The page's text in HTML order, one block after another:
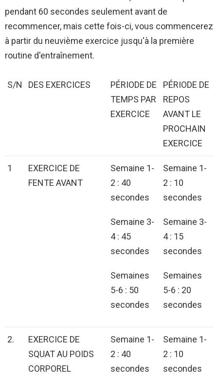
pendant 60 secondes seulement avant de
recommencer, mais cette fois-ci, vous commencerez
à partir du neuvième exercice jusqu'à la première
routine d'entraînement.
S/N DES EXERCICES
PÉRIODE DE
TEMPS PAR
EXERCICE
PÉRIODE DE
REPOS
AVANT LE
PROCHAIN
EXERCICE
1
EXERCICE DE
FENTE AVANT
Semaine 1-
2 : 40
secondes
Semaine 3-
4 : 45
secondes
Semaines
5-6 : 50
secondes
Semaine 1-
2 : 10
secondes
Semaine 3-
4 : 15
secondes
Semaines
5-6 : 20
secondes
2.
EXERCICE DE
SQUAT AU POIDS
CORPOREL
Semaine 1-
2 : 40
secondes
Semaine 1-
2 : 10
secondes